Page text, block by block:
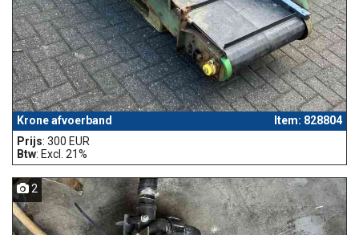
Krone afvoerband
Item: 828804
Prijs: 300 EUR
Btw: Excl. 21%
2